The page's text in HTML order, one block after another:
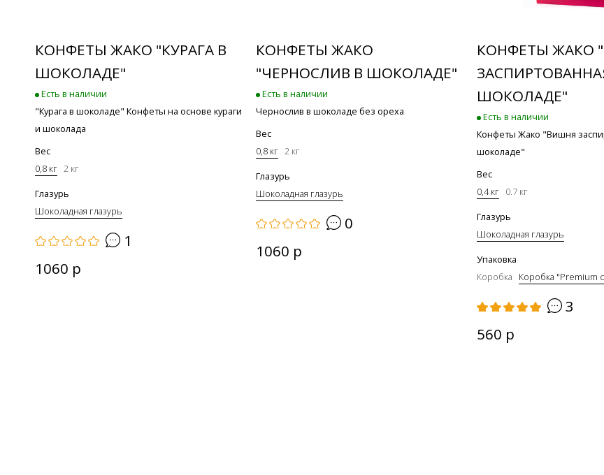
КОНФЕТЫ ЖАКО "КУРАГА В
ШОКОЛАДЕ"
Есть в наличии
"Курага в шоколаде" Конфеты на основе кураги
и шоколада
Вес
0,8 кг 2 кг
Глазурь
Шоколадная глазурь
1
1060 р
КОНФЕТЫ ЖАКО
"ЧЕРНОСЛИВ В ШОКОЛАДЕ"
Есть в наличии
Чернослив в шоколаде без ореха
Вес
0,8 кг 2 кг
Глазурь
Шоколадная глазурь
0
1060 р
КОНФЕТЫ ЖАКО
ШОКОЛАДЕ"
Есть в наличии
Конфеты Жако "Вишня
шоколаде"
Вес
0,4 кг 0.7 кг
Глазурь
Шоколадная глазурь
Упаковка
Коробка
Коробка "Premium
3
560 р